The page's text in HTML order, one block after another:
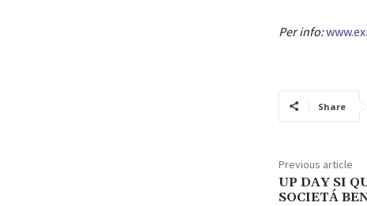
Per info:
Share
Previous article
UP DAY SI
SOCIETÁ